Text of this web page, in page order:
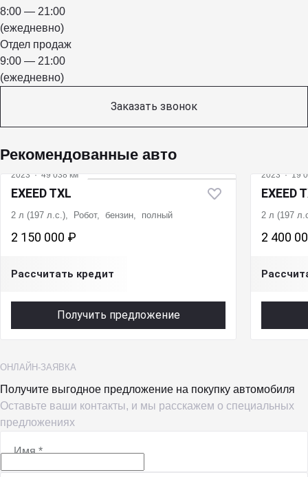
8:00 — 21:00
(ежедневно)
Отдел продаж
9:00 — 21:00
(ежедневно)
Заказать звонок
Рекомендованные авто
2023 · 49 038 км
EXEED TXL
2 л (197 л.с.), Робот, бензин, полный
2 150 000 ₽
Рассчитать кредит
Получить предложение
2023 · 19
EXEED
2 л (197
2 400
ОНЛАЙН-ЗАЯВКА
Получите выгодное предложение на покупку автомобиля
Оставьте ваши контакты, и мы расскажем о специальных
предложениях
Имя*